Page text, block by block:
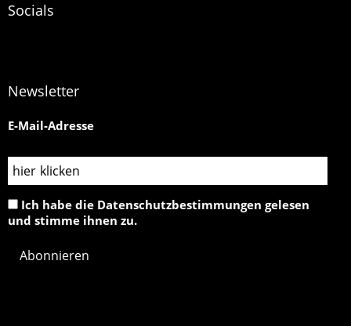
Socials
Newsletter
E-Mail-Adresse
Ich habe die Datenschutzbestimmungen gelesen
und stimme ihnen zu.